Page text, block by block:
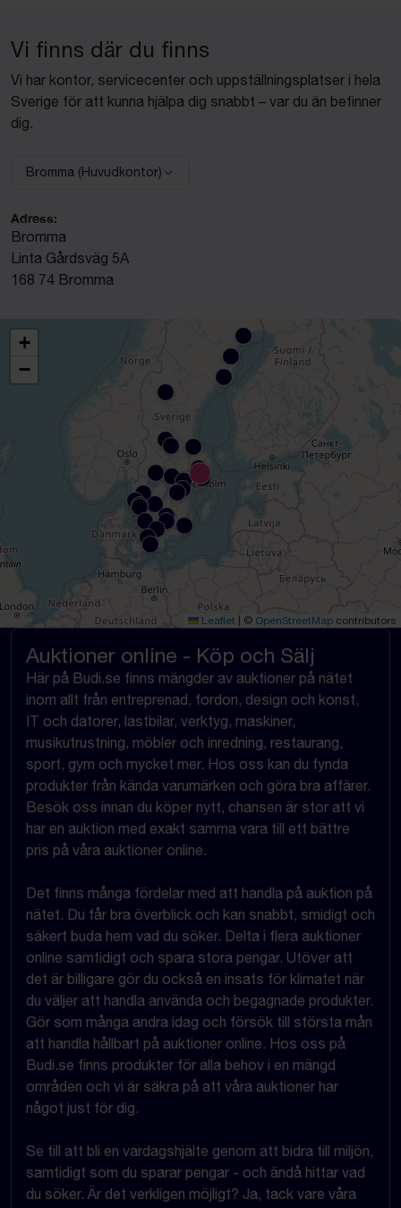
Vi finns där du finns
Vi har kontor, servicecenter och uppställningsplatser i hela
Sverige för att kunna hjälpa dig snabbt – var du än befinner
dig.
Välj anläggning:
Bromma (Huvudkontor)
Adress:
Bromma
Linta Gårdsväg 5A
168 74 Bromma
+
−
Leaflet © OpenStreetMap contributors
Auktioner online - Köp och Sälj
Här på Budi.se finns mängder av auktioner på nätet
inom allt från entreprenad, fordon, design och konst,
IT och datorer, lastbilar, verktyg, maskiner,
musikutrustning, möbler och inredning, restaurang,
sport, gym och mycket mer. Hos oss kan du fynda
produkter från kända varumärken och göra bra affärer.
Besök oss innan du köper nytt, chansen är stor att vi
har en auktion med exakt samma vara till ett bättre
pris på våra auktioner online.
Det finns många fördelar med att handla på auktion på
nätet. Du får bra överblick och kan snabbt, smidigt och
säkert buda hem vad du söker. Delta i flera auktioner
online samtidigt och spara stora pengar. Utöver att
det är billigare gör du också en insats för klimatet när
du väljer att handla använda och begagnade produkter.
Gör som många andra idag och försök till största mån
att handla hållbart på auktioner online. Hos oss på
Budi.se finns produkter för alla behov i en mängd
områden och vi är säkra på att våra auktioner har
något just för dig.
Se till att bli en vardagshjälte genom att bidra till miljön,
samtidigt som du sparar pengar - och ändå hittar vad
du söker. Är det verkligen möjligt? Ja, tack vare våra